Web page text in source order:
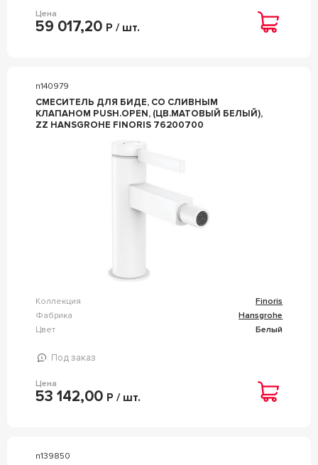
Цена
59 017,20 Р / шт.
n140979
СМЕСИТЕЛЬ ДЛЯ БИДЕ, СО СЛИВНЫМ
КЛАПАНОМ PUSH.OPEN, (ЦВ.МАТОВЫЙ БЕЛЫЙ),
ZZ HANSGROHE FINORIS 76200700
Коллекция
Finoris
Фабрика
Hansgrohe
Цвет
Белый
Под заказ
Цена
53 142,00 Р / шт.
n139850